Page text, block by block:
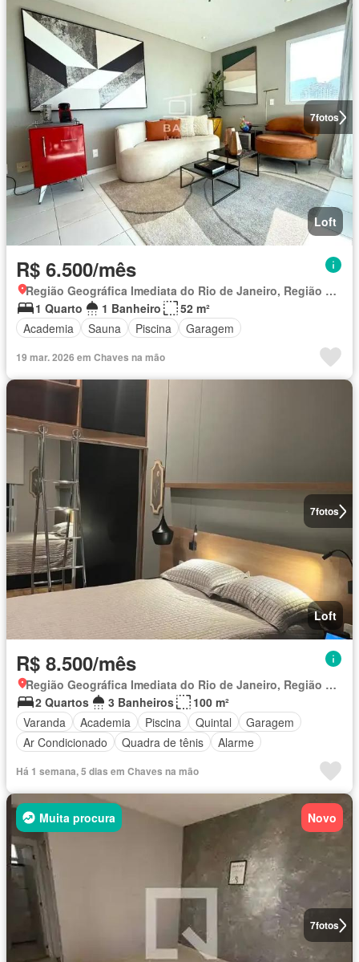
7fotos
Loft
R$ 6.500/mês
Região Geográfica Imediata do Rio de Janeiro, Região Metropolitana do Rio de Janeiro
1 Quarto
1 Banheiro
52 m²
Academia
Sauna Piscina Garagem
19 mar. 2026 em Chaves na mão
7fotos
Loft
R$ 8.500/mês
Região Geográfica Imediata do Rio de Janeiro, Região Metropolitana do Rio de Janeiro
2 Quartos
3 Banheiros
100 m²
Varanda
Academia Piscina Quintal
Garagem
Ar Condicionado
Quadra de tênis Alarme
Há 1 semana, 5 dias em Chaves na mão
7fotos
Muita procura Novo